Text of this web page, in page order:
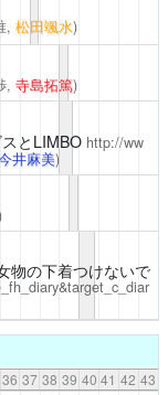
, 松田颯水)
, 寺島拓篤)
とLIMBO http://ww
井麻美)
物の下着つけないで
36 37 38 39 40 41 42 43